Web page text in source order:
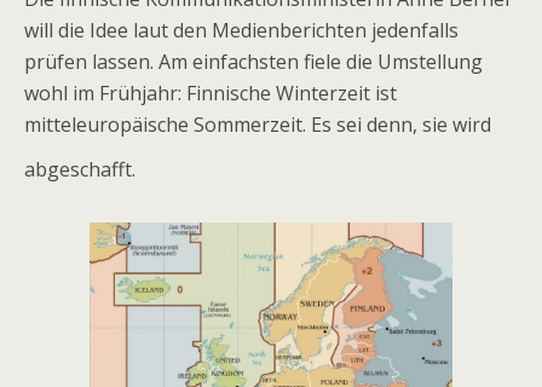
will die Idee laut den Medienberichten jedenfalls
prüfen lassen. Am einfachsten fiele die Umstellung
wohl im Frühjahr: Finnische Winterzeit ist
mitteleuropäische Sommerzeit. Es sei denn, sie wird
abgeschafft.